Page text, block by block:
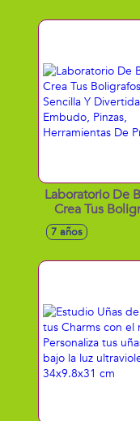
Laboratorio De
Crea Tus
Forma Sencilla
Con Embudo,
7 años